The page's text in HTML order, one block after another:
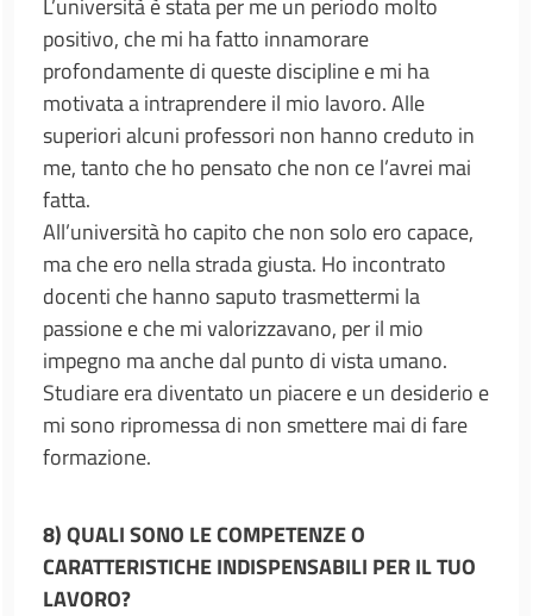
L’università è stata per me un periodo molto
positivo, che mi ha fatto innamorare
profondamente di queste discipline e mi ha
motivata a intraprendere il mio lavoro. Alle
superiori alcuni professori non hanno creduto in
me, tanto che ho pensato che non ce l’avrei mai
fatta.
All’università ho capito che non solo ero capace,
ma che ero nella strada giusta. Ho incontrato
docenti che hanno saputo trasmettermi la
passione e che mi valorizzavano, per il mio
impegno ma anche dal punto di vista umano.
Studiare era diventato un piacere e un desiderio e
mi sono ripromessa di non smettere mai di fare
formazione.
8) QUALI SONO LE COMPETENZE O
CARATTERISTICHE INDISPENSABILI PER IL TUO
LAVORO?